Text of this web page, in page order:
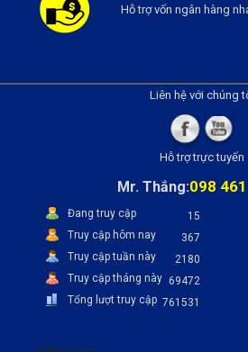
Hỗ trợ vốn ngân hàng
Liên hệ với chúng
Hỗ trợ trực tuyến
Mr. Thắng:098
Đang truy cập
15
Truy cập hôm nay
367
Truy cập tuần này
2180
Truy cập tháng này 69472
Tổng lượt truy cập 761531